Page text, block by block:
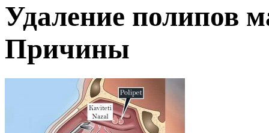
Удаление полипов
Причины